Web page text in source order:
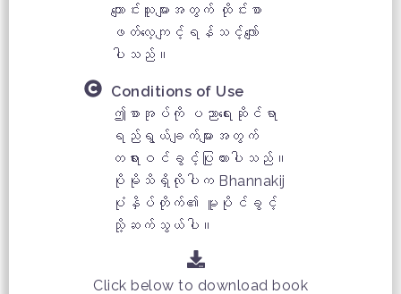
ကျောင်းသူများအတွက် ထိုင်းစာ
ဖတ်လေ့ကျင့်ရန်သင့်လျော်
ပါသည်။
Conditions of Use
ဤစာအုပ်ကို ပညာရေးဆိုင်ရာ
ရည်ရွယ်ချက်များအတွက်
တရားဝင်ခွင့်ပြုထားပါသည်။
ပိုမိုသိရှိလိုပါက Bhannakij
ပုံနှိပ်တိုက်၏ မူပိုင်ခွင့်
သို့ဆက်သွယ်ပါ။
Click below to download book